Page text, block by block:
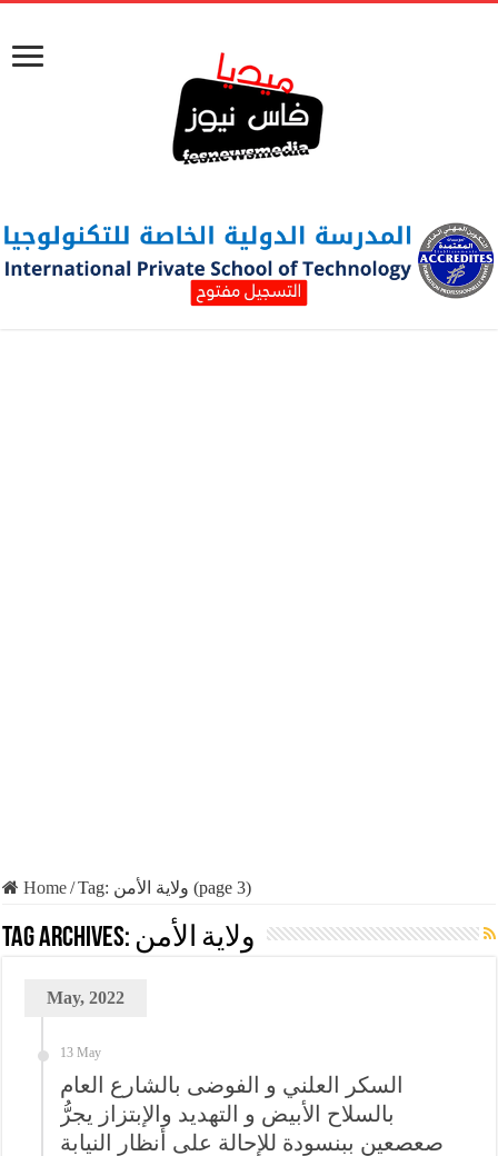
Home/Tag: ولاية الأمن (page 3)
Tag Archives: ولاية الأمن
May, 2022
13 May
السكر العلني و الفوضى بالشارع العام
بالسلاح الأبيض و التهديد والإبتزاز يجرُّ
صعصعين ببنسودة للإحالة على أنظار النيابة